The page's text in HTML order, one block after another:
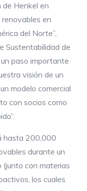
Henkel en
en
del Norte”,
Sustentabilidad de
paso importante
visión de un
modelo comercial
con socios como
hasta 200,000
durante un
(junto con materias
los cuales